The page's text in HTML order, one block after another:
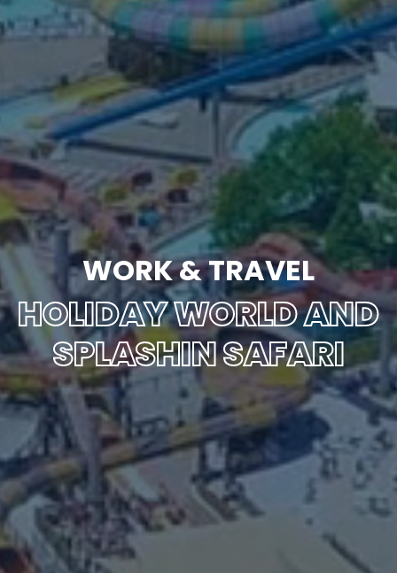
WORK & TRAVEL
HOLIDAY WORLD AND
SPLASHIN SAFARI